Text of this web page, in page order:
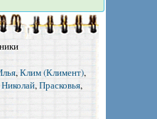
,Клим (Климент),
Николай,Прасковья,